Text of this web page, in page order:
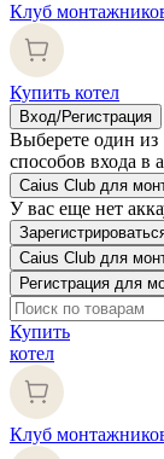
Клуб
Купить котел
Вход/Регистрация
Выберете один из
способов входа в
Caius Club для
У вас еще нет
Caius Club для
Купить
котел
Клуб